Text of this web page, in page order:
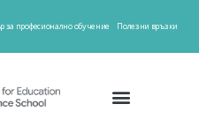
за професионално обучение Полезни връзки